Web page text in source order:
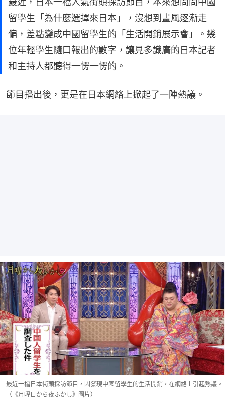
留學生「為什麼選擇來日本」，沒想到畫風逐漸走
偏，差點變成中國留學生的「生活開銷展示會」。幾
位年輕學生隨口報出的數字，讓見多識廣的日本記者
和主持人都聽得一愣一愣的。
節目播出後，更是在日本網絡上掀起了一陣熱議。
最近一檔日本街頭採訪節目，因發現中國留學生的生活開銷，在網絡上引起熱議。
（《月曜日から夜ふかし》圖片）